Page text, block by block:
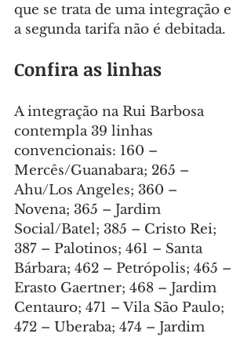
que se trata de uma integração e
a segunda tarifa não é debitada.
Confira as linhas
A integração na Rui Barbosa
contempla 39 linhas
convencionais: 160 –
Mercês/Guanabara; 265 –
Ahu/Los Angeles; 360 –
Novena; 365 – Jardim
Social/Batel; 385 – Cristo Rei;
387 – Palotinos; 461 – Santa
Bárbara; 462 – Petrópolis; 465 –
Erasto Gaertner; 468 – Jardim
Centauro; 471 – Vila São Paulo;
472 – Uberaba; 474 – Jardim